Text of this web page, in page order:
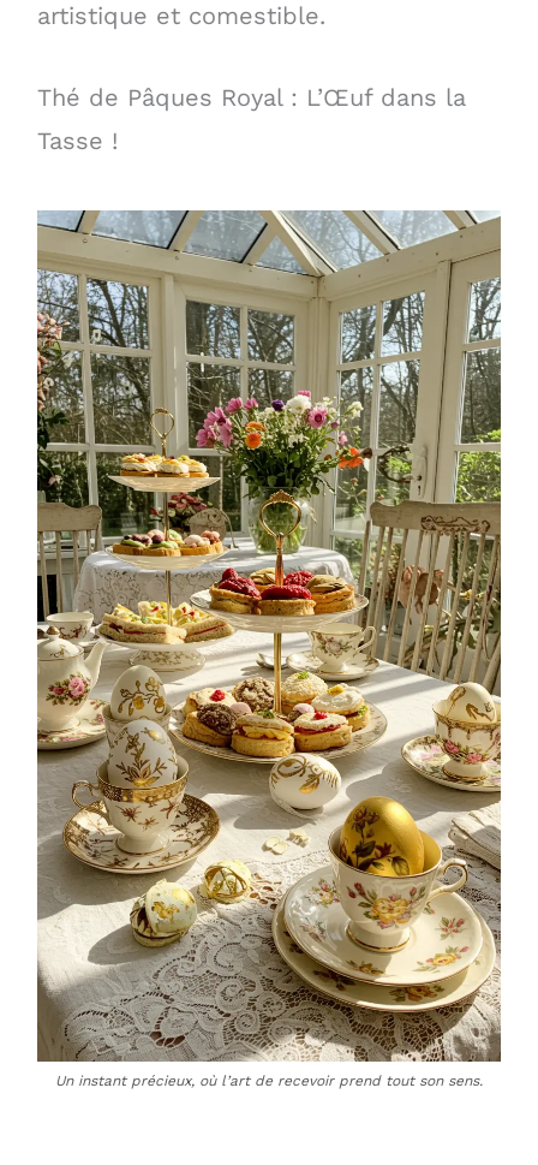
artistique et comestible.
Thé de Pâques Royal : L’Œuf dans la
Tasse !
Un instant précieux, où l’art de recevoir prend tout son sens.